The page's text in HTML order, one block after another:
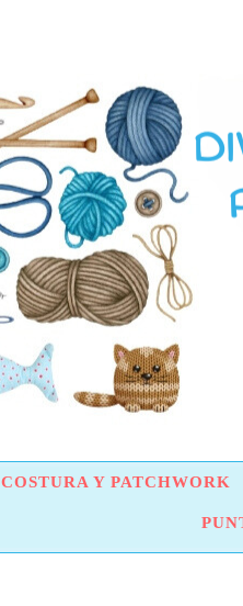
COSTURA Y PATCHWORK